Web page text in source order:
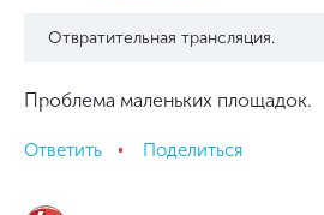
Отвратительная трансляция.
Проблема маленьких площадок.
Ответить Поделиться